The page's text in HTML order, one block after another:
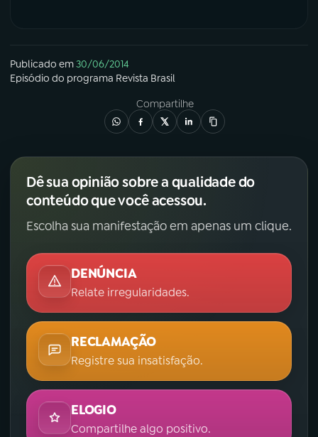
Instagram X
Publicado em30/06/2014
Episódio do programa Revista Brasil
Compartilhe
Dê sua opinião sobre a qualidade do
conteúdo que você acessou.
Escolha sua manifestação em apenas um clique.
DENÚNCIA
Relate irregularidades.
RECLAMAÇÃO
Registre sua insatisfação.
ELOGIO
Compartilhe algo positivo.